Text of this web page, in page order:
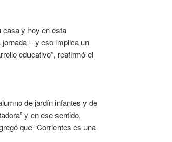
casa y hoy en esta
– y eso implica un
educativo”, reafirmó el
de jardín infantes y de
y en ese sentido,
que “Corrientes es una